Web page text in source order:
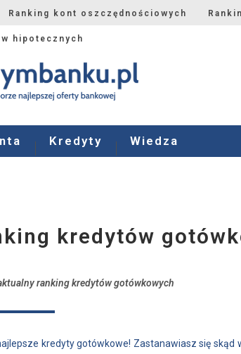
Ranking kont oszczędnościowych
hipotecznych
Kredyty Wiedza
kredytów
ranking kredytów gotówkowych
kredyty gotówkowe! Zastanawiasz się